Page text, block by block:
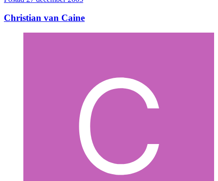
Christian van Caine